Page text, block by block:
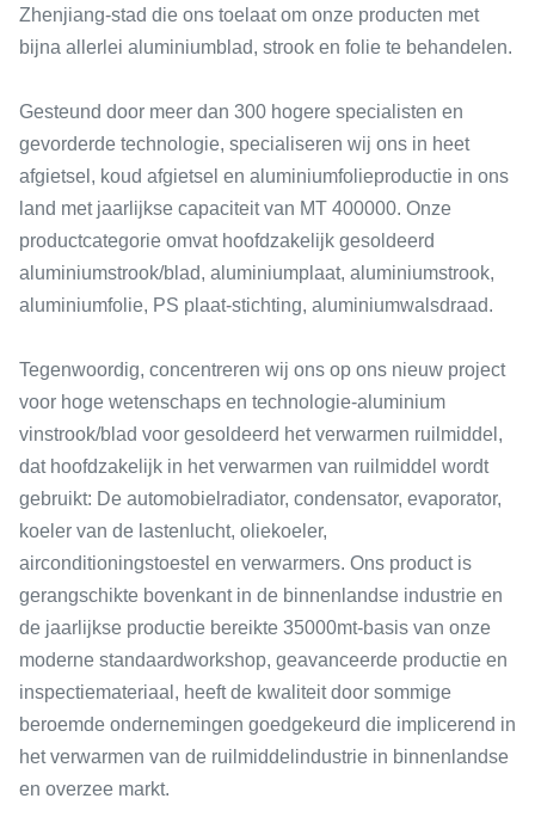
Zhenjiang-stad die ons toelaat om onze producten met
bijna allerlei aluminiumblad, strook en folie te behandelen.
Gesteund door meer dan 300 hogere specialisten en
gevorderde technologie, specialiseren wij ons in heet
afgietsel, koud afgietsel en aluminiumfolieproductie in ons
land met jaarlijkse capaciteit van MT 400000. Onze
productcategorie omvat hoofdzakelijk gesoldeerd
aluminiumstrook/blad, aluminiumplaat, aluminiumstrook,
aluminiumfolie, PS plaat-stichting, aluminiumwalsdraad.
Tegenwoordig, concentreren wij ons op ons nieuw project
voor hoge wetenschaps en technologie-aluminium
vinstrook/blad voor gesoldeerd het verwarmen ruilmiddel,
dat hoofdzakelijk in het verwarmen van ruilmiddel wordt
gebruikt: De automobielradiator, condensator, evaporator,
koeler van de lastenlucht, oliekoeler,
airconditioningstoestel en verwarmers. Ons product is
gerangschikte bovenkant in de binnenlandse industrie en
de jaarlijkse productie bereikte 35000mt-basis van onze
moderne standaardworkshop, geavanceerde productie en
inspectiemateriaal, heeft de kwaliteit door sommige
beroemde ondernemingen goedgekeurd die implicerend in
het verwarmen van de ruilmiddelindustrie in binnenlandse
en overzee markt.